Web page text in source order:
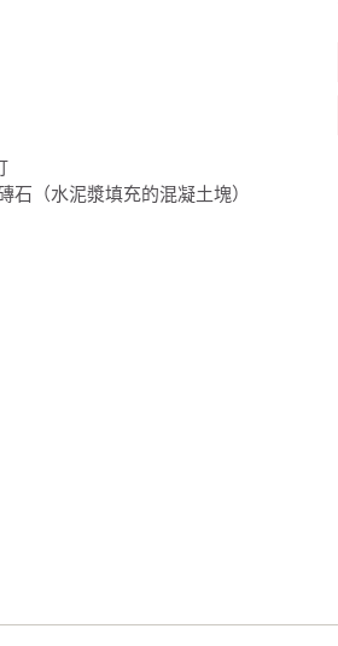
（水泥漿填充的混凝土塊）